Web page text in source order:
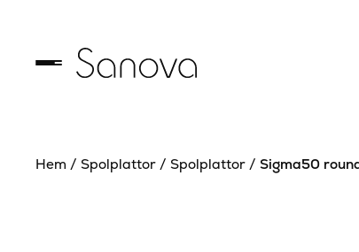
Hem / Spolplattor / Spolplattor / Sigma50